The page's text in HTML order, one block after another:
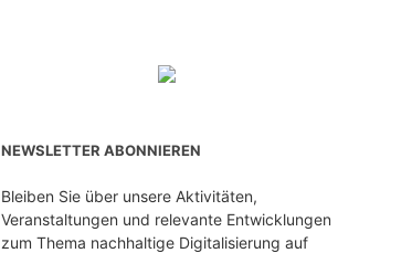
NEWSLETTER ABONNIEREN
Bleiben Sie über unsere Aktivitäten,
Veranstaltungen und relevante Entwicklungen
zum Thema nachhaltige Digitalisierung auf